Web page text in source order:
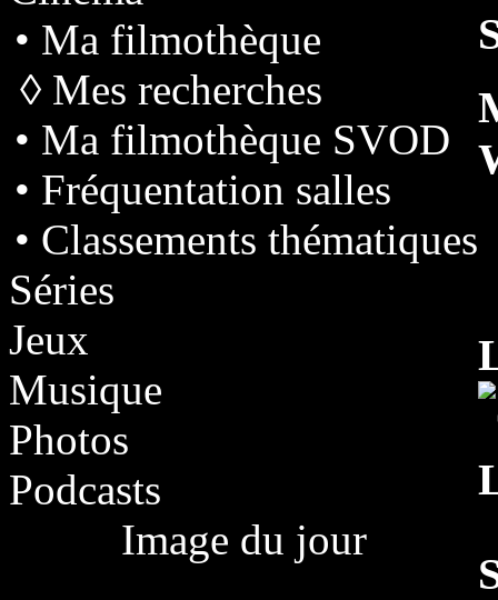
• Ma filmothèque
◊ Mes recherches
• Ma filmothèque SVOD
• Fréquentation salles
• Classements thématiques
Séries
Jeux
Musique
Photos
Podcasts
Image du jour